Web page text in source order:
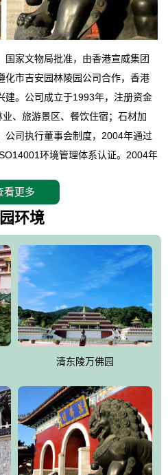
家文物局批准，由香港宣威集团
化市吉安园林陵园公司合作，香港
建。公司成立于1993年，注册资金
、旅游景区、餐饮住宿；石材加
公司执行董事会制度，2004年通过
环境管理体系认证。2004年
园，园内建有四星级酒店一座。
世界文化遗产清东陵地形墙内，地
。公司以“建设全国顶级人生后花
标，以海外归侨、国内外知名人士
游参观构成其主要使用功能；以苍
成其外部形象。通过墓园建设与造
一处特色鲜明、服务周全、环境优
古迹交相呼应的极具吸引力的花园
完成投资近12亿元人民币，园区采
化遗产地清东陵的和谐统一，在园
设的有机融合，充分发挥独一无二
，建设旅游景观、寺庙、酒店等综
使企业的多元化经营项目相互依
达90%。
看更多
环境
清东陵万佛园